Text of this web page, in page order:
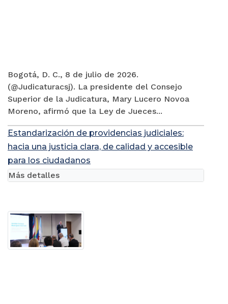
Bogotá, D. C., 8 de julio de 2026.
(@Judicaturacsj). La presidente del Consejo
Superior de la Judicatura, Mary Lucero Novoa
Moreno, afirmó que la Ley de Jueces...
Estandarización de providencias judiciales:
hacia una justicia clara, de calidad y accesible
para los ciudadanos
Más detalles